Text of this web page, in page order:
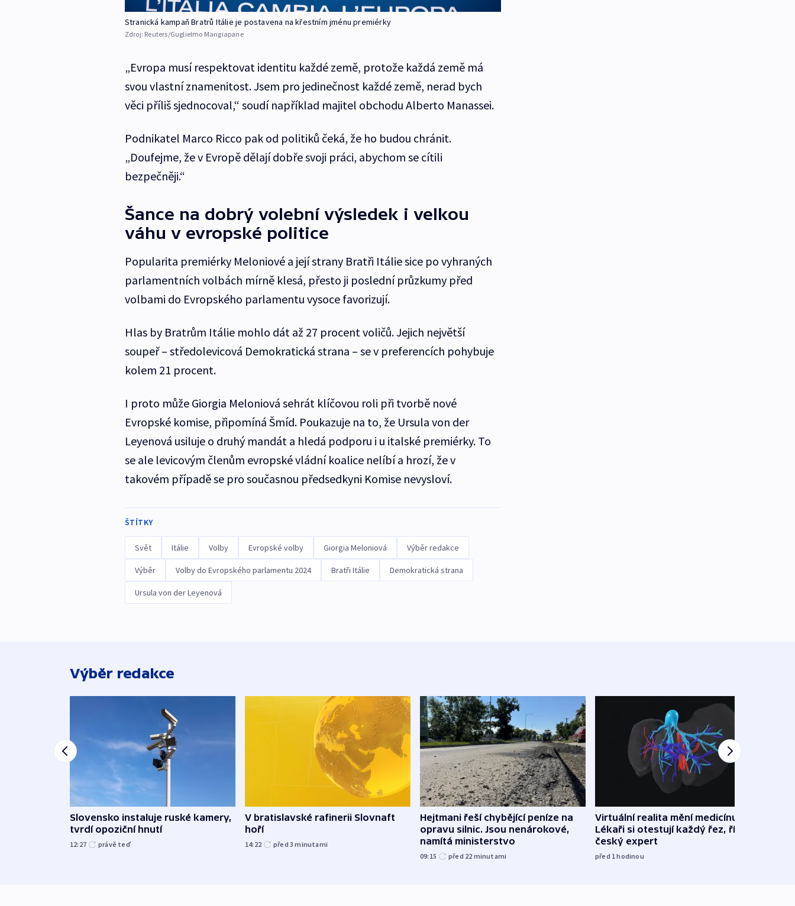
Stranická kampaň Bratrů Itálie je postavena na křestním jménu premiérky
Zdroj: Reuters/Guglielmo Mangiapane
„Evropa musí respektovat identitu každé země, protože každá země má
svou vlastní znamenitost. Jsem pro jedinečnost každé země, nerad bych
věci příliš sjednocoval,“ soudí například majitel obchodu Alberto Manassei.
Podnikatel Marco Ricco pak od politiků čeká, že ho budou chránit.
„Doufejme, že v Evropě dělají dobře svoji práci, abychom se cítili
bezpečněji.“
Šance na dobrý volební výsledek i velkou
váhu v evropské politice
Popularita premiérky Meloniové a její strany Bratři Itálie sice po vyhraných
parlamentních volbách mírně klesá, přesto ji poslední průzkumy před
volbami do Evropského parlamentu vysoce favorizují.
Hlas by Bratrům Itálie mohlo dát až 27 procent voličů. Jejich největší
soupeř – středolevicová Demokratická strana – se v preferencích pohybuje
kolem 21 procent.
I proto může Giorgia Meloniová sehrát klíčovou roli při tvorbě nové
Evropské komise, připomíná Šmíd. Poukazuje na to, že Ursula von der
Leyenová usiluje o druhý mandát a hledá podporu i u italské premiérky. To
se ale levicovým členům evropské vládní koalice nelíbí a hrozí, že v
takovém případě se pro současnou předsedkyni Komise nevysloví.
ŠTÍTKY
Svět Itálie Volby Evropské volby Giorgia Meloniová Výběr redakce
Výběr Volby do Evropského parlamentu 2024 Bratři Itálie Demokratická strana
Ursula von der Leyenová
Výběr redakce
Slovensko instaluje ruské kamery,
tvrdí opoziční hnutí
12:27 právě teď
V bratislavské rafinerii Slovnaft
hoří
14:22 před 3minutami
Hejtmani řeší chybějící peníze na
opravu silnic. Jsou nenárokové,
namítá ministerstvo
09:15 před 22 minutami
Virtuální realita mění medicínu.
Lékaři si otestují každý řez, říká
český expert
před 1hodinou